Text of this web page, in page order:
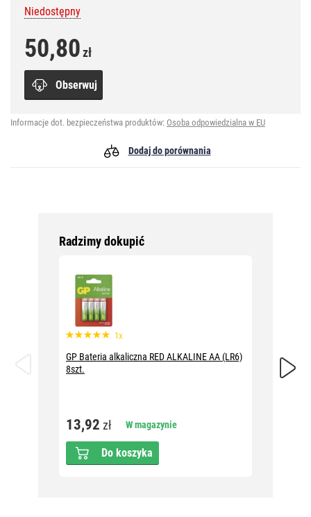
Niedostępny
50,80zł
Obserwuj
Informacje dot. bezpieczeństwa produktów: Osoba odpowiedzialna w EU
Dodaj do porównania
Radzimy dokupić
1x
GP Bateria alkaliczna RED ALKALINE AA (LR6)
8szt.
13,92 zł W magazynie
Do koszyka
GP